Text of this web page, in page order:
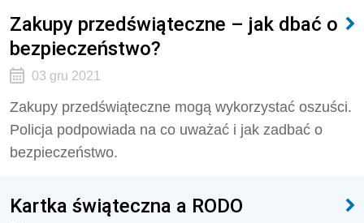
Zakupy przedświąteczne – jak dbać o
bezpieczeństwo?
03 gru 2021
Zakupy przedświąteczne mogą wykorzystać oszuści.
Policja podpowiada na co uważać i jak zadbać o
bezpieczeństwo.
Kartka świąteczna a RODO